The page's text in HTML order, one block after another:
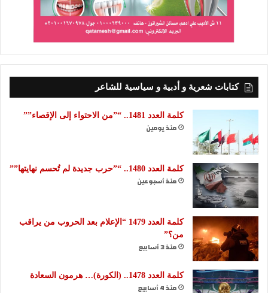
كتابات شعرية و أدبية و سياسية للشاعر
كلمة العدد 1481.. “”من الاحتواء إلى الإقصاء””
منذ يومين
كلمة العدد 1480.. “”حرب جديدة لم تُحسم نهايتها””
منذ أسبوعين
كلمة العدد 1479 “الإعلام بعد الحروب من يراقب
من؟”
منذ 3 أسابيع
كلمة العدد 1478.. (الكورة)… هرمون السعادة
منذ 4 أسابيع